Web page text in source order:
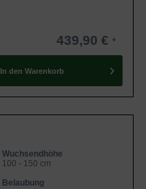
439,90 €
In den Warenkorb
Wuchsendhöhe
100 - 150 cm
Belaubung